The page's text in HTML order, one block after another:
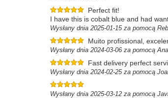
Perfect fit!
I have this is cobalt blue and had
Wysłany dnia 2025-01-15 za pomocą
Muito profissional,
Wysłany dnia 2024-03-06 za pomocą
Fast delivery perfect
Wysłany dnia 2024-02-25 za pomocą
Wysłany dnia 2025-03-12 za pomocą